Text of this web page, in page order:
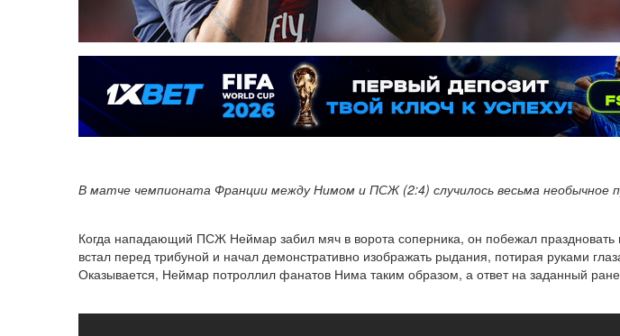
В матче чемпионата Франции между Нимом и ПСЖ (2:4) случилось весьма необычное
Когда нападающий ПСЖ Неймар забил мяч в ворота соперника, он побежал
встал перед трибуной и начал демонстративно изображать рыдания, потирая руками
Оказывается, Неймар потроллил фанатов Нима таким образом, а ответ на заданный